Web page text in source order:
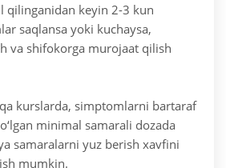
qilinganidan keyin 2-3 kun
saqlansa yoki kuchaysa,
va shifokorga murojaat qilish
kurslarda, simptomlarni bartaraf
minimal samarali dozada
samaralarni yuz berish xavfini
mumkin.